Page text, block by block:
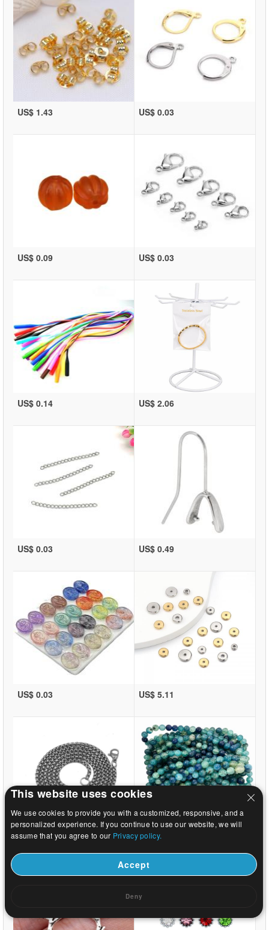
US$ 1.43 US$ 0.03
US$ 0.09 US$ 0.03
US$ 0.14 US$ 2.06
US$ 0.03 US$ 0.49
US$ 0.03 US$ 5.11
US$ 0.15 US$ 2.25
This website uses cookies
We use cookies to provide you with a customized, responsive, and a
personalized experience. If you continue to use our website, we will
assume that you agree to our Privacy policy.
Accept
Deny